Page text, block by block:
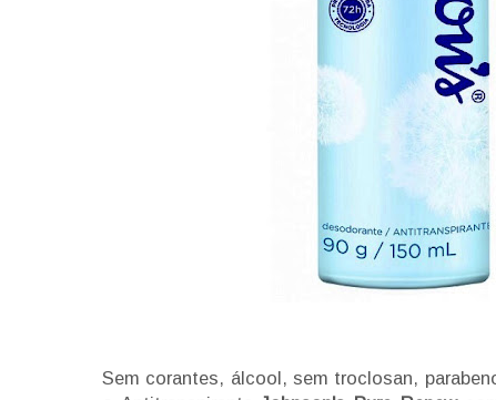
Sem corantes, álcool, sem troclosan,